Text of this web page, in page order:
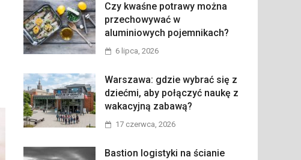
Czy kwaśne potrawy można
przechowywać w
aluminiowych pojemnikach?
6 lipca, 2026
Warszawa: gdzie wybrać się z
dziećmi, aby połączyć naukę z
wakacyjną zabawą?
17 czerwca, 2026
Bastion logistyki na ścianie